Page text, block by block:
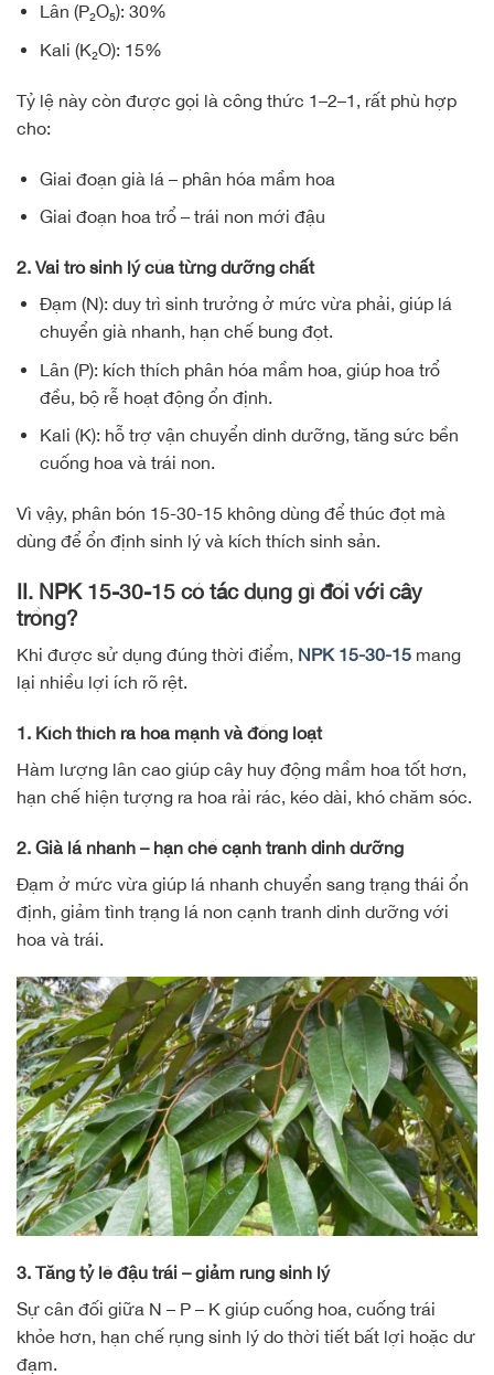
Lân (P₂O₅): 30%
Kali (K₂O): 15%
Tỷ lệ này còn được gọi là công thức 1–2–1, rất phù hợp
cho:
Giai đoạn già lá – phân hóa mầm hoa
Giai đoạn hoa trổ – trái non mới đậu
2. Vai trò sinh lý của từng dưỡng chất
Đạm (N): duy trì sinh trưởng ở mức vừa phải, giúp lá
chuyển già nhanh, hạn chế bung đọt.
Lân (P): kích thích phân hóa mầm hoa, giúp hoa trổ
đều, bộ rễ hoạt động ổn định.
Kali (K): hỗ trợ vận chuyển dinh dưỡng, tăng sức bền
cuống hoa và trái non.
Vì vậy, phân bón 15-30-15 không dùng để thúc đọt mà
dùng để ổn định sinh lý và kích thích sinh sản.
II. NPK 15-30-15 có tác dụng gì đối với cây
trồng?
Khi được sử dụng đúng thời điểm, NPK 15-30-15 mang
lại nhiều lợi ích rõ rệt.
1. Kích thích ra hoa mạnh và đồng loạt
Hàm lượng lân cao giúp cây huy động mầm hoa tốt hơn,
hạn chế hiện tượng ra hoa rải rác, kéo dài, khó chăm sóc.
2. Già lá nhanh – hạn chế cạnh tranh dinh dưỡng
Đạm ở mức vừa giúp lá nhanh chuyển sang trạng thái ổn
định, giảm tình trạng lá non cạnh tranh dinh dưỡng với
hoa và trái.
3. Tăng tỷ lệ đậu trái – giảm rụng sinh lý
Sự cân đối giữa N – P – K giúp cuống hoa, cuống trái
khỏe hơn, hạn chế rụng sinh lý do thời tiết bất lợi hoặc dư
đạm.